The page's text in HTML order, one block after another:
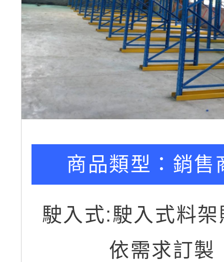
商品類型： 銷售
駛入式:駛入式料
依需求訂製